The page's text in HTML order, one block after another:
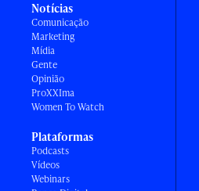
Notícias
Comunicação
Marketing
Mídia
Gente
Opinião
ProXXIma
Women To Watch
Plataformas
Podcasts
Vídeos
Webinars